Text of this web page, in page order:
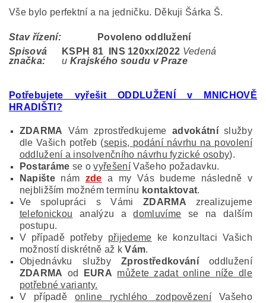
Vše bylo perfektní a na jedničku. Děkuji Šárka Š.
Stav řízení:
Povoleno oddlužení
Spisová
značka:
KSPH 81 INS 120xx/2022 Vedená
u Krajského soudu v Praze
Potřebujete vyřešit ODDLUŽENÍ v MNICHOVĚ
HRADIŠTI ?
ZDARMA Vám zprostředkujeme advokátníslužby
dle Vašich potřeb (sepis, podání návrhu na povolení
oddlužení a insolvenčního návrhu fyzické osoby).
Postaráme se ovyřešeníVašeho požadavku.
Napištenám zde a my Vás budeme následně v
nejbližším možném termínu kontaktovat.
Ve spolupráci s Vámi ZDARMA zrealizujeme
telefonickou analýzu adomluvíme se na dalším
postupu.
V případě potřeby přijedeme ke konzultaci Vašich
možností diskrétně až kVám.
Objednávku služby
Zprostředkováníoddlužení
ZDARMA od EURA můžete zadat online níže dle
potřebné varianty.
V případěonline rychlého zodpovězení Vašeho